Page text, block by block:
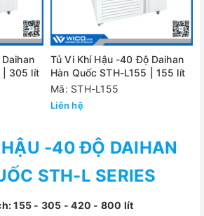
| 305 lít
Tủ Vi Khí Hậu -40 Độ Daihan
Hàn Quốc STH-L155 | 155 lít
Mã: STH-L155
Liên hệ
-40 ĐỘ DAIHAN
STH-L SERIES
155 - 305 - 420 - 800 lít